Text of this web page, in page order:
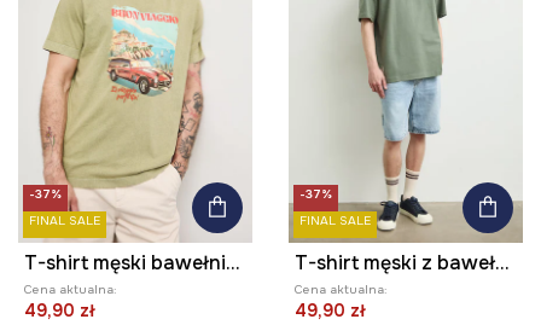
-37%
FINAL SALE
T-shirt męski bawełniany z nadrukiem
Cena aktualna:
49,90 zł
-37%
FINAL SALE
T-shirt męski z bawełną
Cena aktualna:
49,90 zł